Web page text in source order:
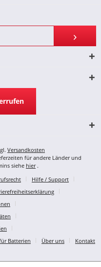
Versandkosten
für andere Länder und
siehe hier.
Hilfe / Support
Batterien
Über uns Kontakt